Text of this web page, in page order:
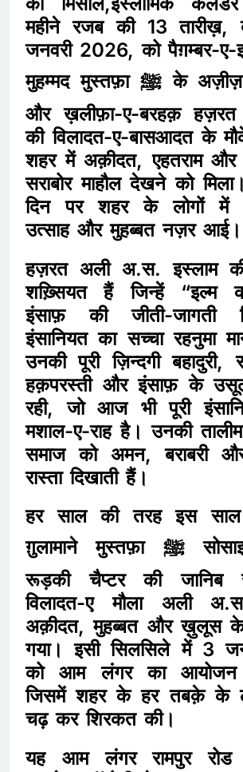
महीने रजब की 13 तारीख़,
जनवरी 2026, को पैग़म्बर-ए-
मुहम्मद मुस्तफ़ा ﷺ के अज़ीज़ भाई, दामाद
और ख़लीफ़ा-ए-बरहक़
की विलादत-ए-बासआदत के
शहर में अक़ीदत, एहतराम और
सराबोर माहौल देखने को
दिन पर शहर के लोगों में
उत्साह और मुहब्बत नज़र आई।
हज़रत अली अ.स. इस्लाम
शख़्सियत हैं जिन्हें “इल्म
इंसाफ़ की जीती-जागती
इंसानियत का सच्चा रहनुमा
उनकी पूरी ज़िन्दगी बहादुरी,
हक़परस्ती और इंसाफ़ के
रही, जो आज भी पूरी
मशाल-ए-राह है। उनकी
समाज को अमन, बराबरी
रास्ता दिखाती हैं।
हर साल की तरह इस
ग़ुलामाने मुस्तफ़ा ﷺ सोसाइटी (रजि.),
रूड़की चैप्टर की
विलादत-ए मौला अली
अक़ीदत, मुहब्बत और ख़ुलूस के
गया। इसी सिलसिले में 3
को आम लंगर का आयोजन
जिसमें शहर के हर तबक़े के
चढ़ कर शिरकत की।
यह आम लंगर रामपुर रोड